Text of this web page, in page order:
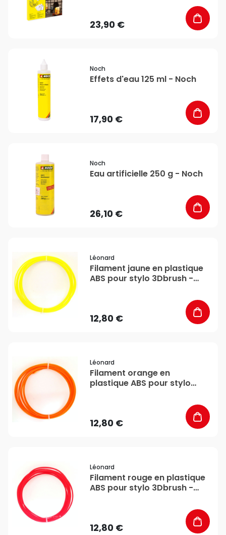
23,90 €
Noch
Effets d'eau 125 ml - Noch
17,90 €
Noch
Eau artificielle 250 g - Noch
26,10 €
Léonard
Filament jaune en plastique
ABS pour stylo 3Dbrush -
12,80 €
Léonard
Filament orange en
plastique ABS pour stylo
12,80 €
Léonard
Filament rouge en plastique
ABS pour stylo 3Dbrush -
12,80 €